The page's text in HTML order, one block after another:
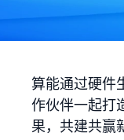
算能通过硬件
作伙伴一起打
果，共建共赢